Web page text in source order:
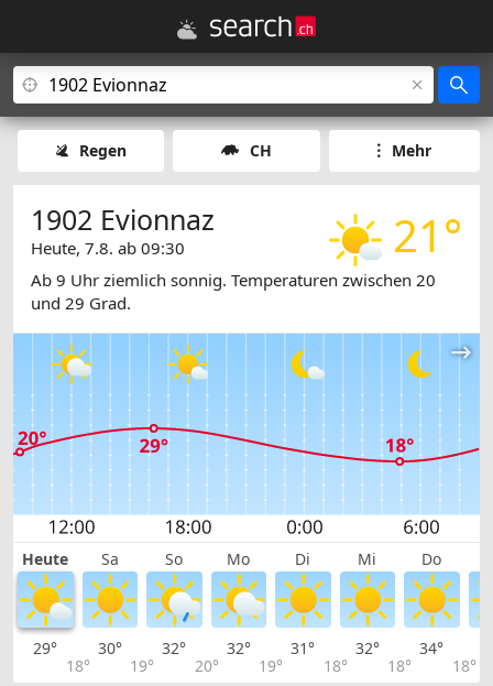
Regen CH Mehr
21°
1902 Evionnaz
Heute, 7.8. ab 09:30
Ab 9 Uhr ziemlich sonnig. Temperaturen zwischen 20
und 29 Grad.
Heute Sa So Mo Di Mi Do
29°
18°
30°
19°
32°
20°
32°
19°
31°
18°
32°
18°
34°
18°